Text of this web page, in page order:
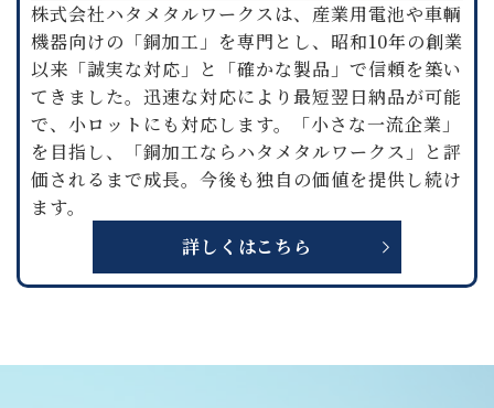
株式会社ハタメタルワークスは、産業用電池や車輌
機器向けの「銅加工」を専門とし、昭和10年の創業
以来「誠実な対応」と「確かな製品」で信頼を築い
てきました。迅速な対応により最短翌日納品が可能
で、小ロットにも対応します。「小さな一流企業」
を目指し、「銅加工ならハタメタルワークス」と評
価されるまで成長。今後も独自の価値を提供し続け
ます。
詳しくはこちら